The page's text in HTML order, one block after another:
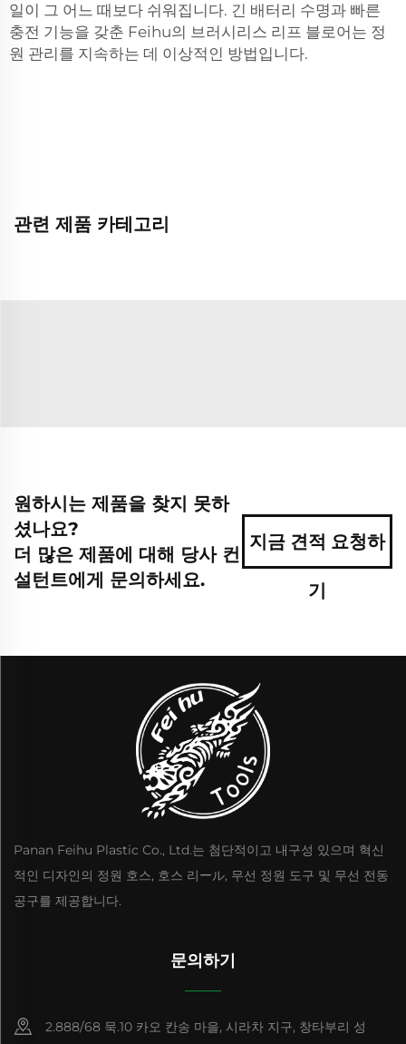
일이 그 어느 때보다 쉬워집니다. 긴 배터리 수명과 빠른
충전 기능을 갖춘 Feihu의 브러시리스 리프 블로어는 정
원 관리를 지속하는 데 이상적인 방법입니다.
관련 제품 카테고리
원하시는 제품을 찾지 못하
셨나요?
더 많은 제품에 대해 당사 컨
설턴트에게 문의하세요.
지금 견적 요청하
기
Panan Feihu Plastic Co., Ltd.는 첨단적이고 내구성 있으며 혁신
적인 디자인의 정원 호스, 호스 리ール, 무선 정원 도구 및 무선 전동
공구를 제공합니다.
문의하기
2.888/68 묵.10 카오 칸송 마을, 시라차 지구, 창타부리 성